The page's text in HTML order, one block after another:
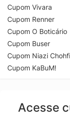
Cupom Vivara
Cupom Renner
Cupom O Boticário
Cupom Buser
Cupom Niazi Chohfi
Cupom KaBuM!
Acesse